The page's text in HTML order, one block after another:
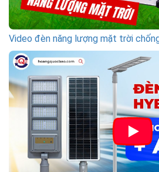
Video đèn năng lượng mặt trời